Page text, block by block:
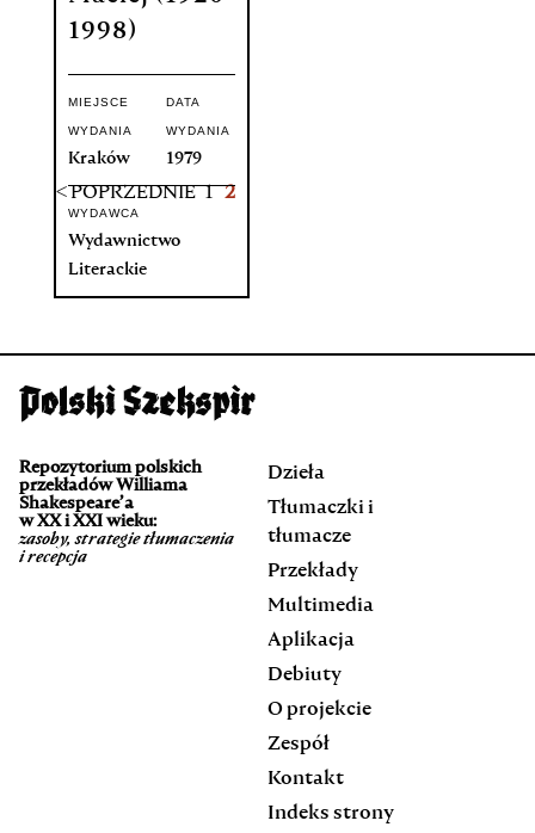
1998)
MIEJSCE
WYDANIA
Kraków
DATA
WYDANIA
1979
WYDAWCA
Wydawnictwo
Literackie
< POPRZEDNIE 1 2
Repozytorium polskich
przekładów Williama
Shakespeare’a
w XX i XXI wieku:
zasoby, strategie tłumaczenia
i recepcja
Dzieła
Tłumaczki i
tłumacze
Przekłady
Multimedia
Aplikacja
Debiuty
O projekcie
Zespół
Kontakt
Indeks strony